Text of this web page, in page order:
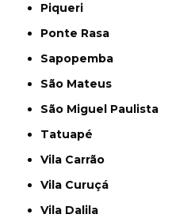
Piqueri
Ponte Rasa
Sapopemba
São Mateus
São Miguel Paulista
Tatuapé
Vila Carrão
Vila Curuçá
Vila Dalila